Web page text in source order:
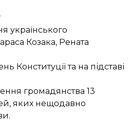
українського
Козака, Рената
та на підставі
громадянства 13
яких нещодавно
.